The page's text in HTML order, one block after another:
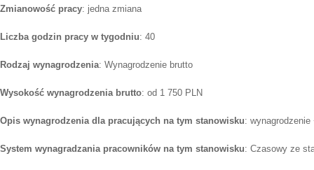
Zmianowość pracy: jedna zmiana
Liczba godzin pracy w tygodniu: 40
Rodzaj wynagrodzenia: Wynagrodzenie brutto
Wysokość wynagrodzenia brutto: od 1 750 PLN
Opis wynagrodzenia dla pracujących na tym stanowisku: wynagrodzenie
System wynagradzania pracowników na tym stanowisku: Czasowy ze